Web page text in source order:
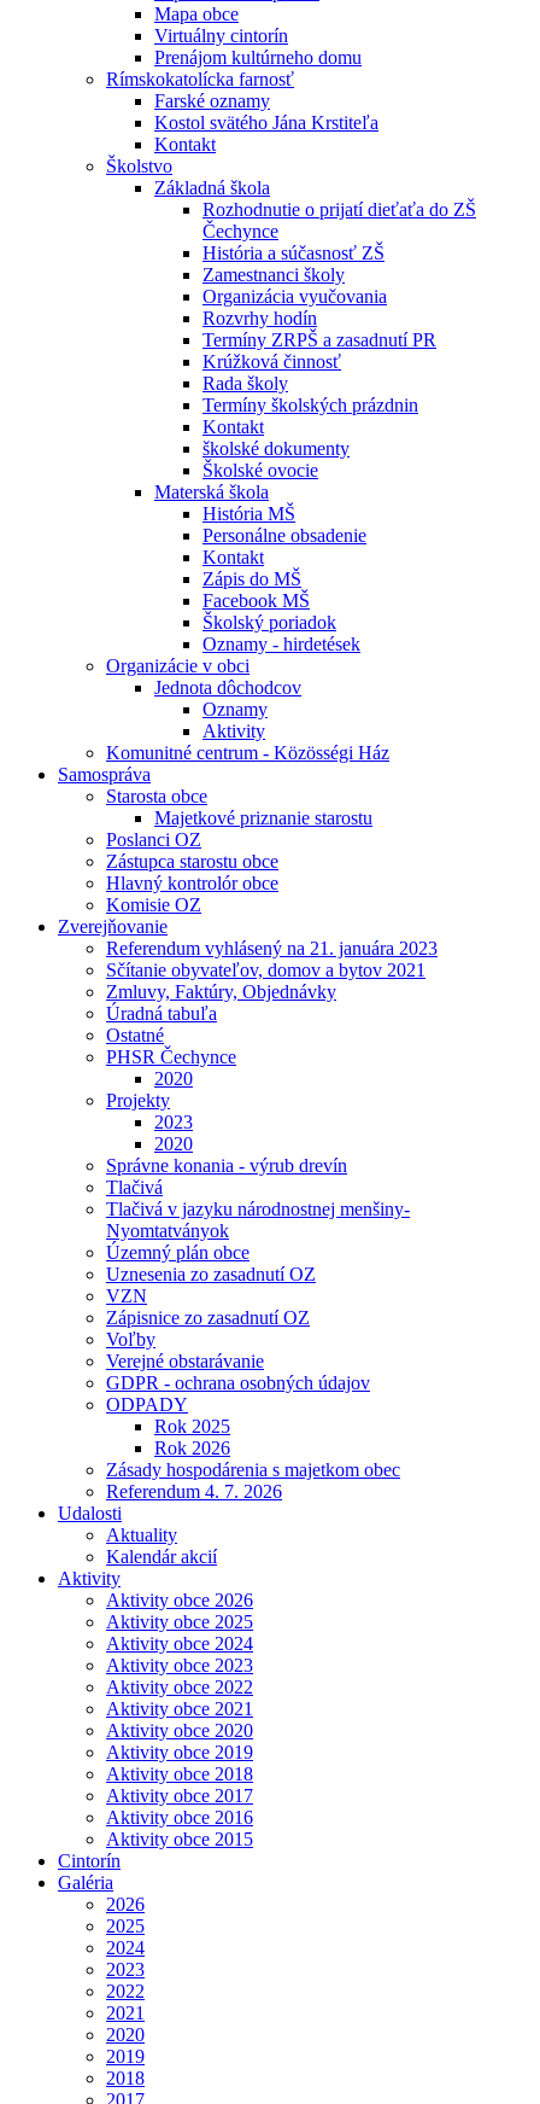
Mapa obce
Virtuálny cintorín
Prenájom kultúrneho domu
Rímskokatolícka farnosť
Farské oznamy
Kostol svätého Jána Krstiteľa
Kontakt
Školstvo
Základná škola
Rozhodnutie o prijatí dieťaťa do ZŠ
Čechynce
História a súčasnosť ZŠ
Zamestnanci školy
Organizácia vyučovania
Rozvrhy hodín
Termíny ZRPŠ a zasadnutí PR
Krúžková činnosť
Rada školy
Termíny školských prázdnin
Kontakt
školské dokumenty
Školské ovocie
Materská škola
História MŠ
Personálne obsadenie
Kontakt
Zápis do MŠ
Facebook MŠ
Školský poriadok
Oznamy - hirdetések
Organizácie v obci
Jednota dôchodcov
Oznamy
Aktivity
Komunitné centrum - Közösségi Ház
Samospráva
Starosta obce
Majetkové priznanie starostu
Poslanci OZ
Zástupca starostu obce
Hlavný kontrolór obce
Komisie OZ
Zverejňovanie
Referendum vyhlásený na 21. januára 2023
Sčítanie obyvateľov, domov a bytov 2021
Zmluvy, Faktúry, Objednávky
Úradná tabuľa
Ostatné
PHSR Čechynce
2020
Projekty
2023
2020
Správne konania - výrub drevín
Tlačivá
Tlačivá v jazyku národnostnej menšiny-
Nyomtatványok
Územný plán obce
Uznesenia zo zasadnutí OZ
VZN
Zápisnice zo zasadnutí OZ
Voľby
Verejné obstarávanie
GDPR - ochrana osobných údajov
ODPADY
Rok 2025
Rok 2026
Zásady hospodárenia s majetkom obec
Referendum 4. 7. 2026
Udalosti
Aktuality
Kalendár akcií
Aktivity
Aktivity obce 2026
Aktivity obce 2025
Aktivity obce 2024
Aktivity obce 2023
Aktivity obce 2022
Aktivity obce 2021
Aktivity obce 2020
Aktivity obce 2019
Aktivity obce 2018
Aktivity obce 2017
Aktivity obce 2016
Aktivity obce 2015
Cintorín
Galéria
2026
2025
2024
2023
2022
2021
2020
2019
2018
2017